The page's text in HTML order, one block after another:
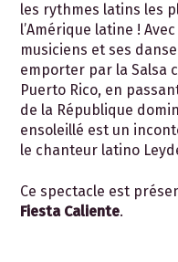
les rythmes latins les
l’Amérique latine !
musiciens et ses
emporter par la Salsa
Puerto Rico, en
de la République
ensoleillé est un
le chanteur latino
Ce spectacle est
Fiesta Caliente.